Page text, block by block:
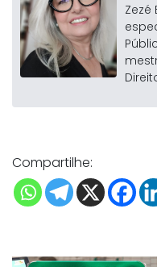
Zezé
Compartilhe: